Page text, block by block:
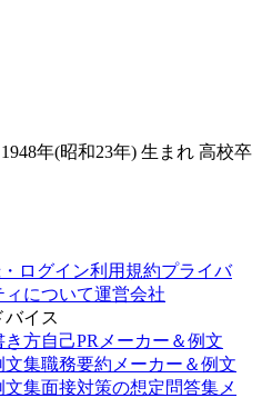
1948年(昭和23年) 生まれ 高校卒
ログイン利用規約プライバ
ィについて運営会社
バイス
き方自己PRメーカー＆例文
文集職務要約メーカー＆例文
文集面接対策の想定問答集メ